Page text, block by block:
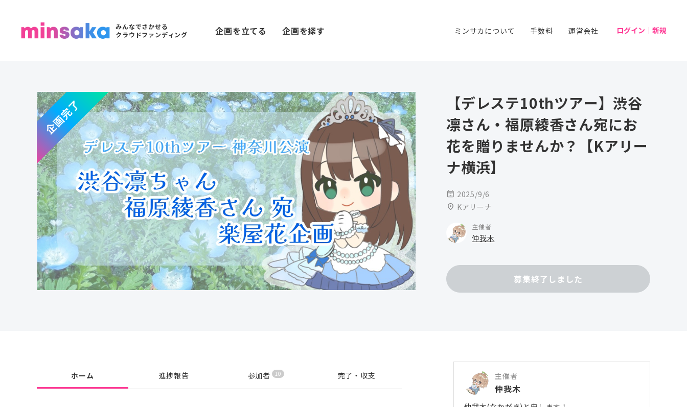
みんなでさかせる
クラウドファンディング
企画を立てる 企画を探す ミンサカについて 手数料 運営会社 ログイン｜新規
企画完了
【デレステ10thツアー】渋谷
凛さん・福原綾香さん宛にお
花を贈りませんか？【Kアリー
ナ横浜】
calendar_month 2025/9/6
location_on Kアリーナ
主催者
仲我木
募集終了しました
ホーム 進捗報告 参加者 10 完了・収支 主催者
仲我木